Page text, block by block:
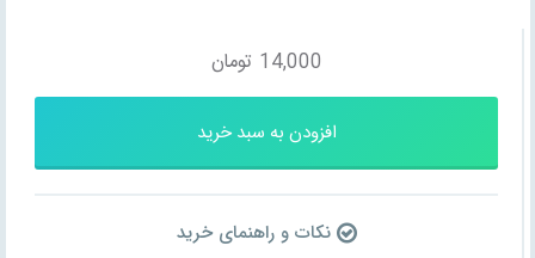
14,000 تومان
افزودن به سبد خرید
نکات و راهنمای خرید